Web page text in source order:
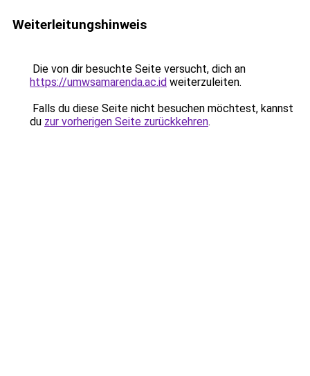
Weiterleitungshinweis
Die von dir besuchte Seite versucht, dich an
https://umwsamarenda.ac.id weiterzuleiten.
Falls du diese Seite nicht besuchen möchtest, kannst
du zur vorherigen Seite zurückkehren.